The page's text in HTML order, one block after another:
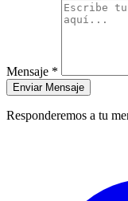
Mensaje *
Enviar Mensaje
Responderemos a tu